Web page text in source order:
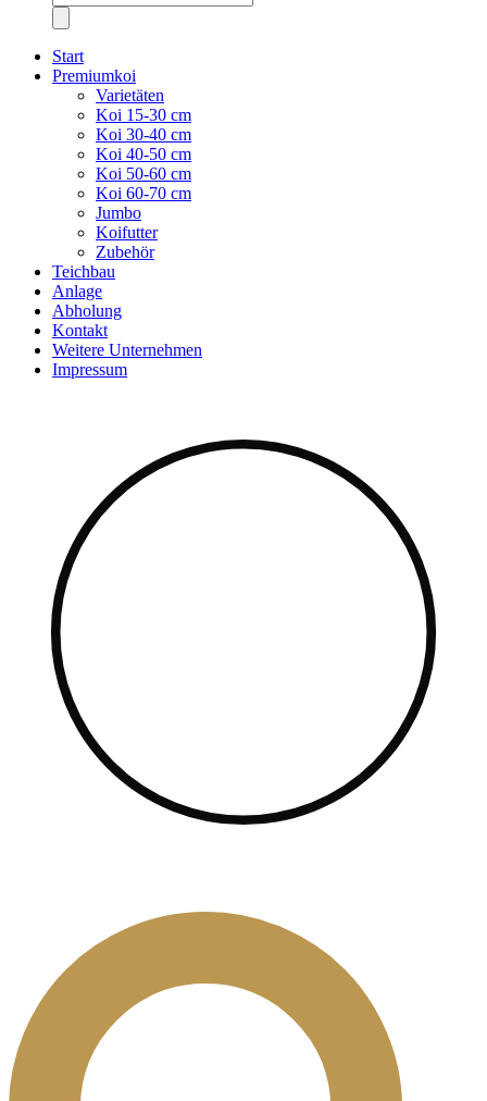
search
Start
Premiumkoi
Varietäten
Koi 15-30 cm
Koi 30-40 cm
Koi 40-50 cm
Koi 50-60 cm
Koi 60-70 cm
Jumbo
Koifutter
Zubehör
Teichbau
Anlage
Abholung
Kontakt
Weitere Unternehmen
Impressum